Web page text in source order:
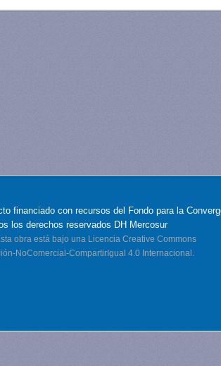
financiado con recursos del Fondo para la
los derechos reservados DH Mercosur
obra está bajo una Licencia Creative Commons
NoComercial-CompartirIgual 4.0 Internacional.